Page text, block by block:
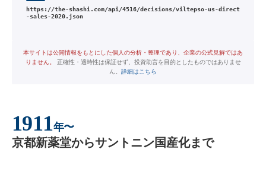
https://the-shashi.com/api/4516/decisions/viltepso-us-direct
-sales-2020.json
本サイトは公開情報をもとにした個人の分析・整理であり、企業の公式見解ではあ
りません。
正確性・適時性は保証せず、投資助言を目的としたものではありませ
ん。 詳細はこちら
1911年〜
京都新薬堂からサントニン国産化まで